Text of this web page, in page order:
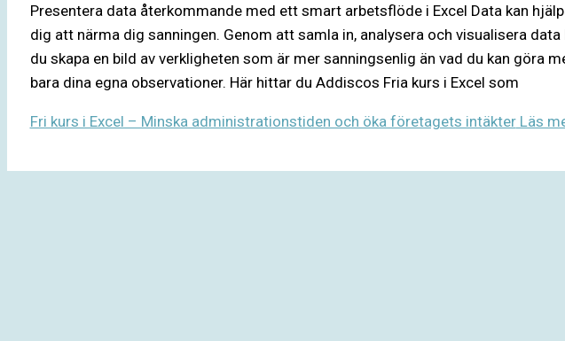
Presentera data återkommande med ett smart arbetsflöde i Excel Data kan
dig att närma dig sanningen. Genom att samla in, analysera och visualisera data
du skapa en bild av verkligheten som är mer sanningsenlig än vad du kan göra
bara dina egna observationer. Här hittar du Addiscos Fria kurs i Excel som
Fri kurs i Excel – Minska administrationstiden och öka företagets intäkterLäs